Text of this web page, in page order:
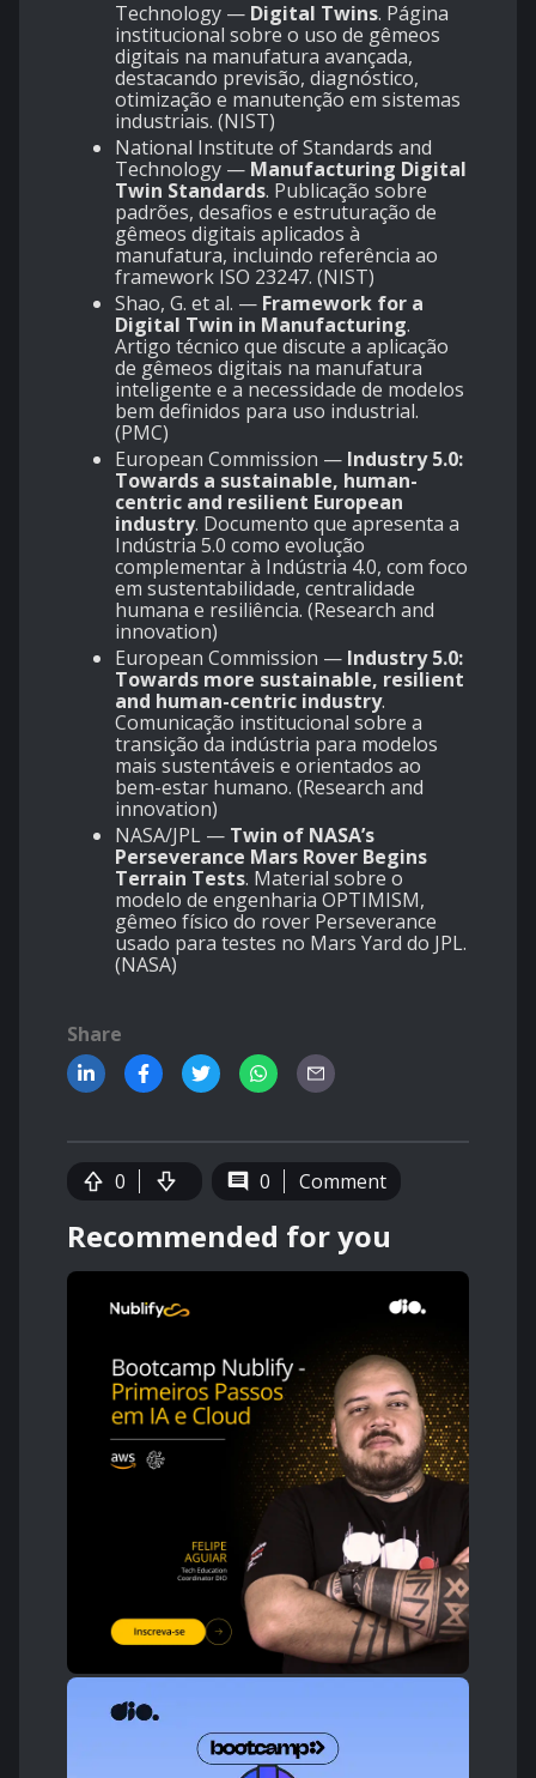
Technology — Digital Twins. Página
institucional sobre o uso de gêmeos
digitais na manufatura avançada,
destacando previsão, diagnóstico,
otimização e manutenção em sistemas
industriais. (NIST)
National Institute of Standards and
Technology — Manufacturing Digital
Twin Standards. Publicação sobre
padrões, desafios e estruturação de
gêmeos digitais aplicados à
manufatura, incluindo referência ao
framework ISO 23247. (NIST)
Shao, G. et al. — Framework for a
Digital Twin in Manufacturing.
Artigo técnico que discute a aplicação
de gêmeos digitais na manufatura
inteligente e a necessidade de modelos
bem definidos para uso industrial.
(PMC)
European Commission — Industry 5.0:
Towards a sustainable, human-
centric and resilient European
industry. Documento que apresenta a
Indústria 5.0 como evolução
complementar à Indústria 4.0, com foco
em sustentabilidade, centralidade
humana e resiliência. (Research and
innovation)
European Commission — Industry 5.0:
Towards more sustainable, resilient
and human-centric industry.
Comunicação institucional sobre a
transição da indústria para modelos
mais sustentáveis e orientados ao
bem-estar humano. (Research and
innovation)
NASA/JPL — Twin of NASA’s
Perseverance Mars Rover Begins
Terrain Tests. Material sobre o
modelo de engenharia OPTIMISM,
gêmeo físico do rover Perseverance
usado para testes no Mars Yard do JPL.
(NASA)
Share
0 0 Comment
Recommended for you